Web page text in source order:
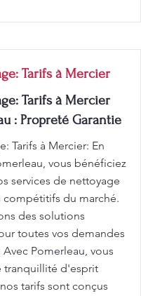
Tarifs à Mercier
Tarifs à Mercier
: Propreté Garantie
Tarifs à Mercier: En
vous bénéficiez
services de nettoyage
compétitifs du marché.
des solutions
toutes vos demandes
Pomerleau, vous
tranquillité d'esprit
tarifs sont conçus